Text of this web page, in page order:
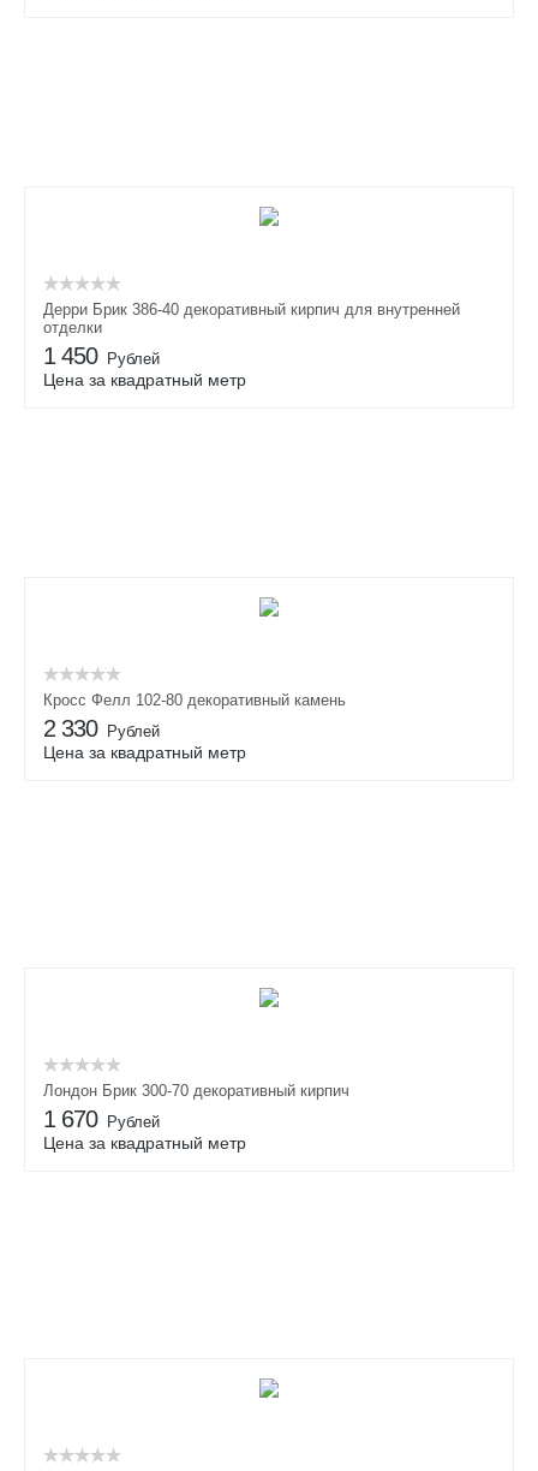
Дерри Брик 386-40 декоративный кирпич для внутренней
отделки
1 450 Рублей
Цена за квадратный метр
Кросс Фелл 102-80 декоративный камень
2 330 Рублей
Цена за квадратный метр
Лондон Брик 300-70 декоративный кирпич
1 670 Рублей
Цена за квадратный метр